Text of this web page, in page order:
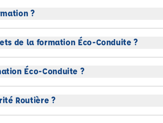
?
de la formation Éco-Conduite ?
Éco-Conduite ?
Routière ?